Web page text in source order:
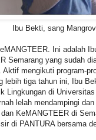
Ibu Bekti, sang
Ini adalah
Semarang yang sudah
Aktif mengikuti program-
lebih tiga tahun ini, Ibu
Lingkungan di
lelah mendampingi
KeMANGTEER di
di PANTURA bersama